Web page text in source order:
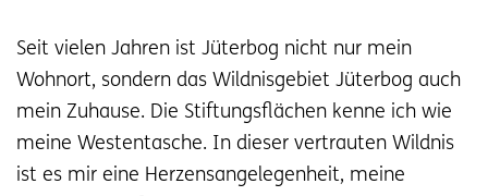
Seit vielen Jahren ist Jüterbog nicht nur mein
Wohnort, sondern das Wildnisgebiet Jüterbog auch
mein Zuhause. Die Stiftungsflächen kenne ich wie
meine Westentasche. In dieser vertrauten Wildnis
ist es mir eine Herzensangelegenheit, meine